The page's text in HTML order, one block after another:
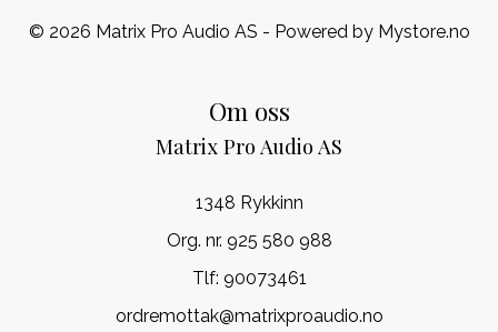
© 2026 Matrix Pro Audio AS - Powered by Mystore.no
Om oss
Matrix Pro Audio AS
1348 Rykkinn
Org. nr. 925 580 988
Tlf: 90073461
ordremottak@matrixproaudio.no